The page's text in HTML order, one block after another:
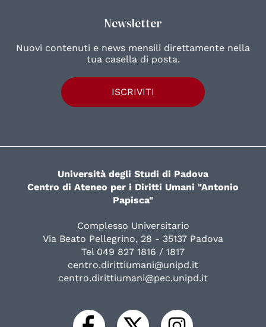
Newsletter
Nuovi contenuti e news mensili direttamente nella
tua casella di posta.
ISCRIVITI
Università degli Studi di Padova
Centro di Ateneo per i Diritti Umani "Antonio
Papisca"
Complesso Universitario
Via Beato Pellegrino, 28 - 35137 Padova
Tel 049 827 1816 / 1817
centro.dirittiumani@unipd.it
centro.dirittiumani@pec.unipd.it